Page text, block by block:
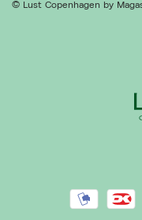
Gå til Kundeservice
Privatlivspolitik
© Lust Copenhagen by